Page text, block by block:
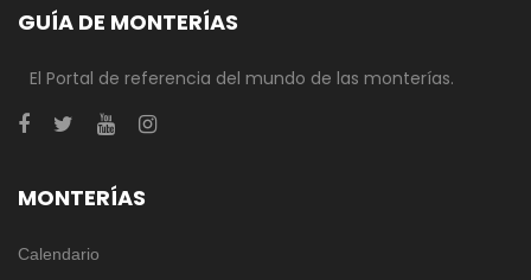
GUÍA DE MONTERÍAS
El Portal de referencia del mundo de las monterías.
MONTERÍAS
Calendario